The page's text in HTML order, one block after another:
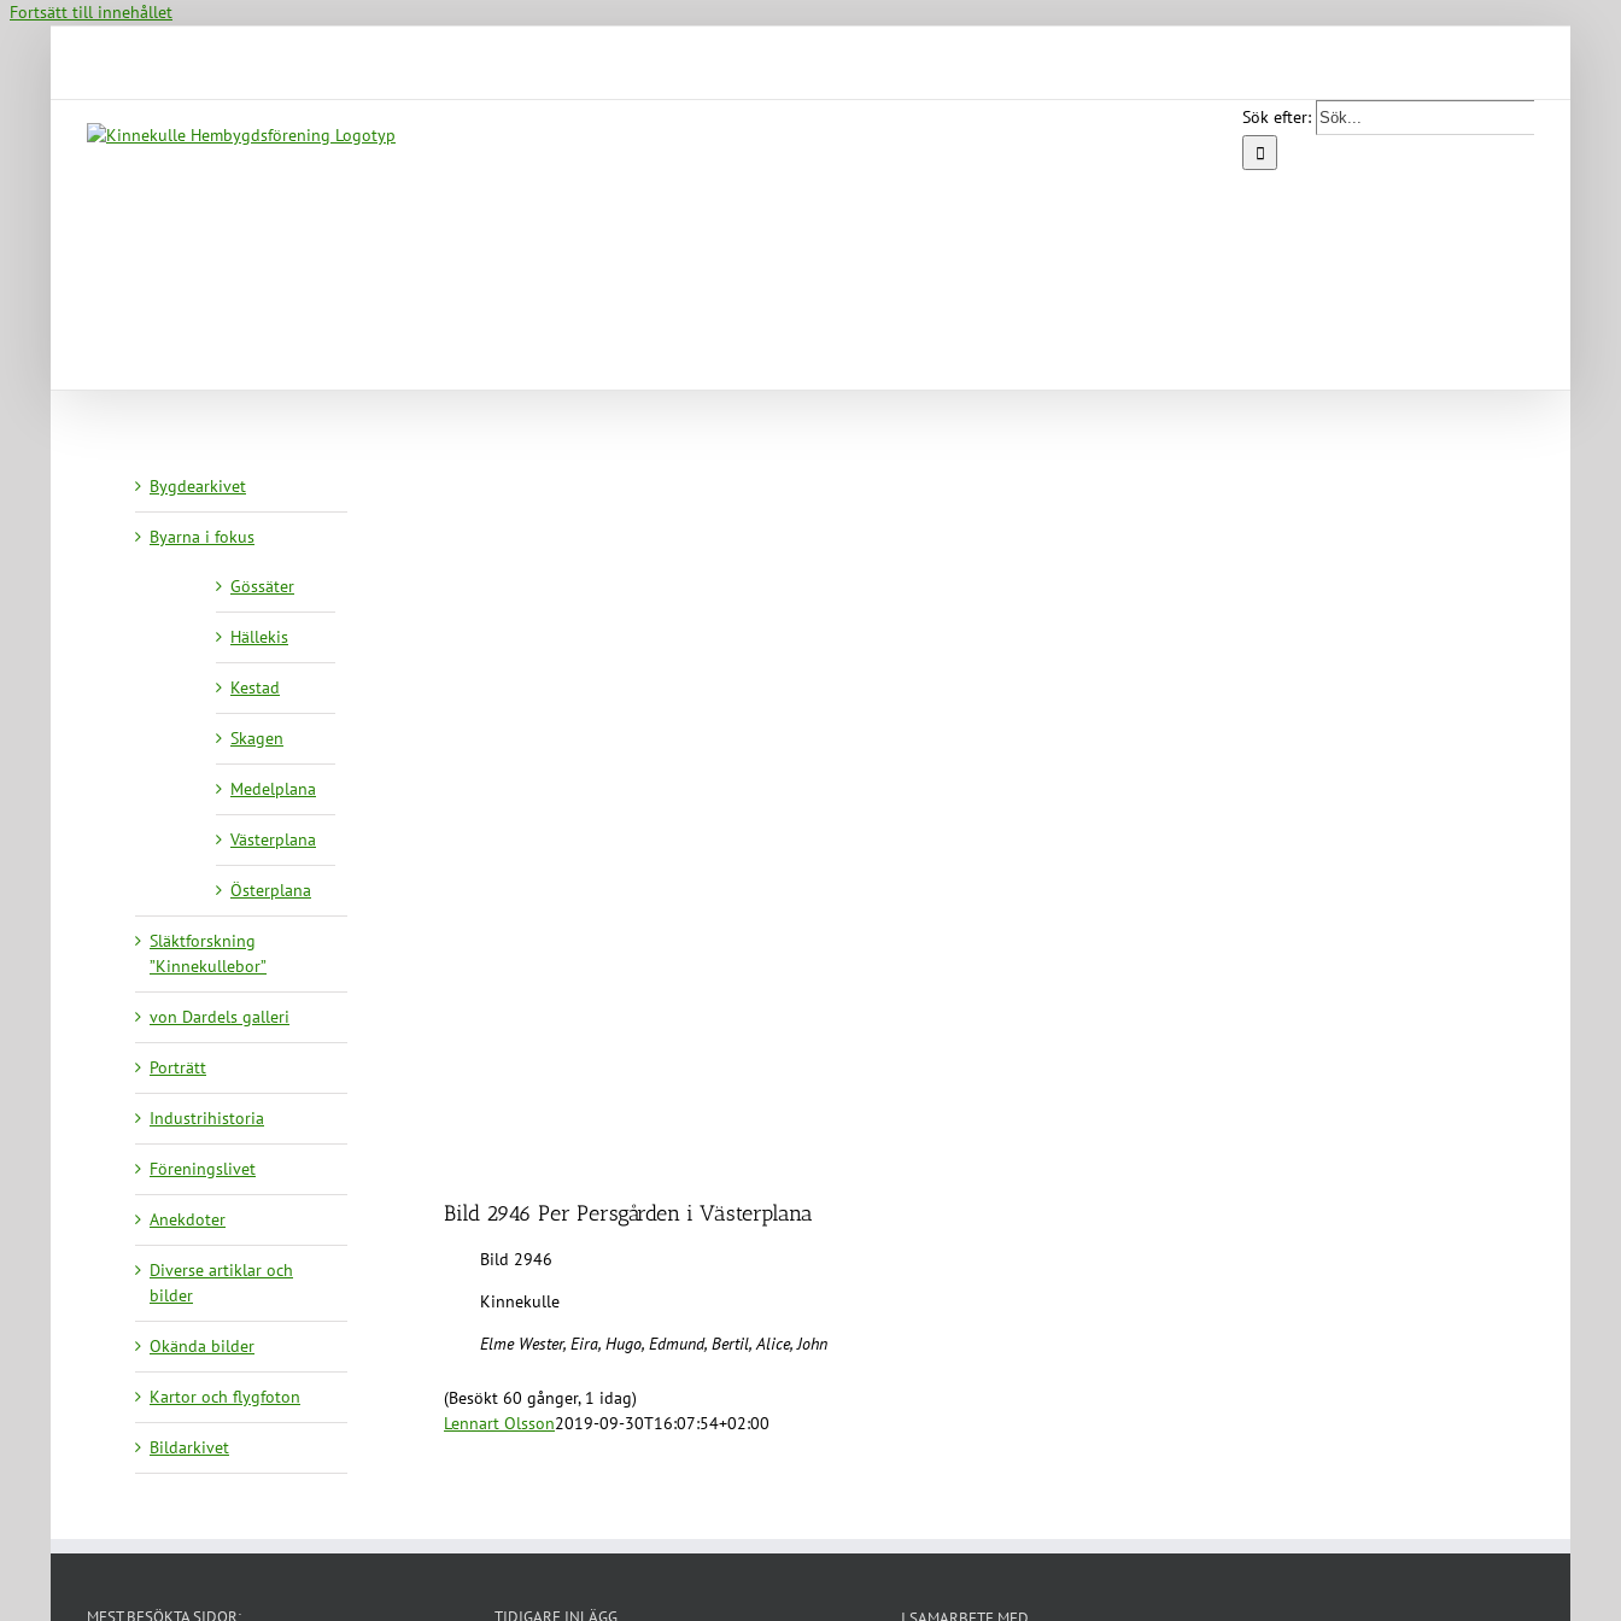
Fortsätt till innehållet
Sök efter:
Bild 2946 Per Persgården i Västerplana
Bild 2946
Kinnekulle
Elme Wester, Eira, Hugo, Edmund, Bertil, Alice, John
(Besökt 60 gånger, 1 idag)
Lennart Olsson2019-09-30T16:07:54+02:00
Bygdearkivet
Byarna i fokus
Gössäter
Hällekis
Kestad
Skagen
Medelplana
Västerplana
Österplana
Släktforskning
”Kinnekullebor”
von Dardels galleri
Porträtt
Industrihistoria
Föreningslivet
Anekdoter
Diverse artiklar och
bilder
Okända bilder
Kartor och flygfoton
Bildarkivet
MEST BESÖKTA SIDOR: TIDIGARE INLÄGG